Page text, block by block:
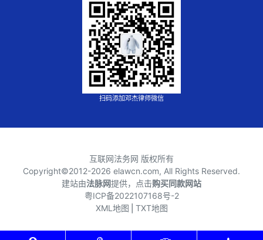
扫码添加邓杰律师微信
互联网法务网 版权所有
Copyright©2012-2026 elawcn.com, All Rights Reserved.
建站由法脉网提供，点击购买同款网站
粤ICP备2022107168号-2
XML地图 TXT地图